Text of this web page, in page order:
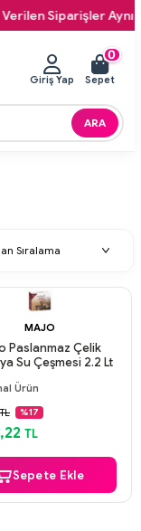
Siparişler Aynı Gün
ARA
Giriş Yap
0
Sepet
MAJO
Paslanmaz Çelik
Su Çeşmesi 2.2 Lt
Gün Kargo
Ürün
Ödeme
Gün Kargo
%17
TL
Sepete Ekle